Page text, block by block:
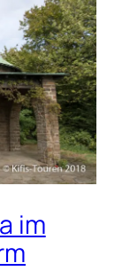
im